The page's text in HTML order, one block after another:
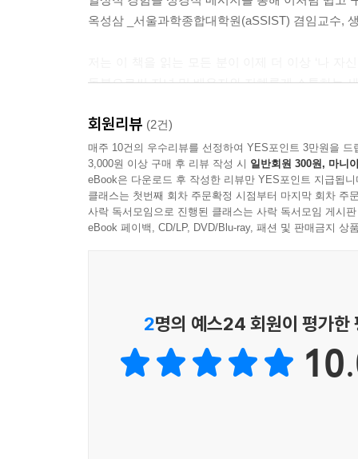
변화를 이끌어 준다.
패턴의 상이함을 넘어서 이 시대 현대인들이 고민
대상으로 자기 마음 돌보기란 강좌를 정기적으로
데 힘써 왔다.
아이들에게 소리치지 않고 성경적으로 키우고 싶
큰 도움을 줄 것이다. 부부가 함께 읽으면서 마
옥성삼 _서울과학종합대학원(aSSIST) 겸임교수,
돌봄으로써 자녀 및 배우자와 지혜롭게 소통하는
누군가의 딸로, 아내로 그리고 엄마로 살아가는
것처럼, 이 책은 당신의 삶에도 그러한 길라잡이
확신한다. 이 책을 읽는 모든 독자에게 나와 같은
허지윤 _몽골 선교사, 계속 성장하고 있는 세 아이
회원리뷰 (2건)
매주 10건의 우수리뷰를 선정하여 YES포인트 3만원을 드
3,000원 이상 구매 후 리뷰 작성 시 일반회원 300원, 마니
eBook은 다운로드 후 작성한 리뷰만 YES포인트 지급됩니
클래스는 첫번째 회차 주문확정 시점부터 마지막 회차 주
사락 독서모임으로 진행된 클래스는 사락 독서모임 게시
eBook 페이백, CD/LP, DVD/Blu-ray, 패션 및 판매금지 상
2명의 예스24 회원이 평가한